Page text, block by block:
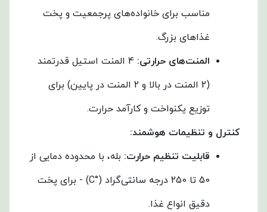
مناسب برای خانواده‌های پرجمعیت و پخت
غذاهای بزرگ.
المنت‌های حرارتی:
4 المنت استیل قدرتمند
(2 المنت در بالا و 2 المنت در پایین) برای
توزیع یکنواخت و کارآمد حرارت.
کنترل و تنظیمات هوشمند:
قابلیت تنظیم حرارت: بله، با محدوده دمایی از
50 تا 250 درجه سانتی‌گراد (°C) - برای پخت
دقیق انواع غذا.